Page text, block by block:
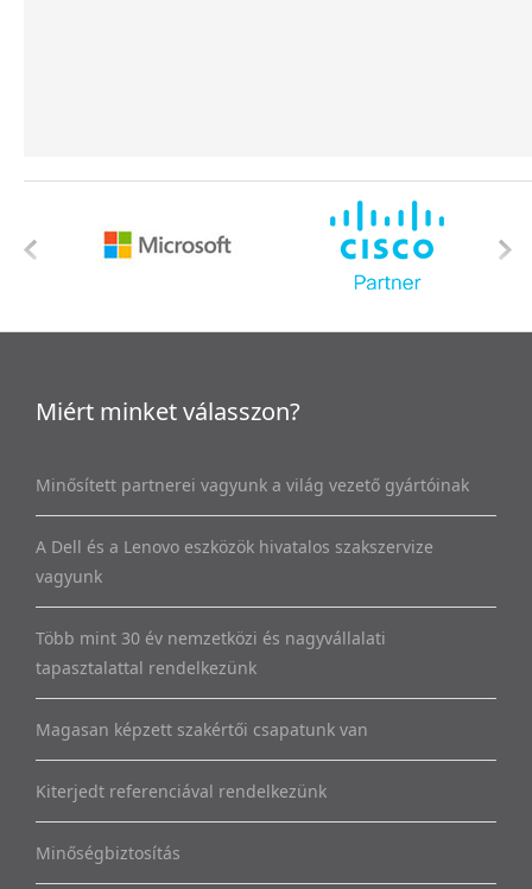
Miért minket válasszon?
Minősített partnerei vagyunk a világ vezető gyártóinak
A Dell és a Lenovo eszközök hivatalos szakszervize
vagyunk
Több mint 30 év nemzetközi és nagyvállalati
tapasztalattal rendelkezünk
Magasan képzett szakértői csapatunk van
Kiterjedt referenciával rendelkezünk
Minőségbiztosítás